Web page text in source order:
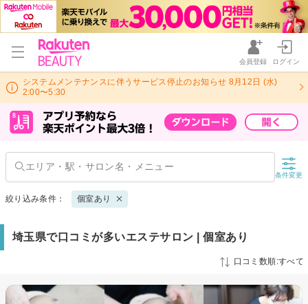
会員登録 ログイン
システムメンテナンスに伴うサービス停止のお知らせ 8月12日 (水)
2:00〜5:30
条件変更
絞り込み条件： 個室あり
埼玉県で口コミが多いエステサロン | 個室あり
口コミ数順:すべて